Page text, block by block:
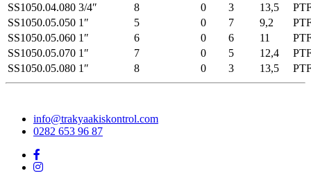
SS1050.04.080 3/4″ 8 0 3 13,5
SS1050.05.050 1″ 5 0 7 9,2
SS1050.05.060 1″ 6 0 6 11
SS1050.05.070 1″ 7 0 5 12,4
SS1050.05.080 1″ 8 0 3 13,5
info@trakyaakiskontrol.com
0282 653 96 87